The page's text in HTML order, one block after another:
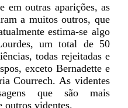
em outras aparições, as
a muitos outros, que
estima-se algo
um total de 50
todas rejeitadas e
exceto Bernadette e
Courrech. As videntes
que são mais
outros videntes.